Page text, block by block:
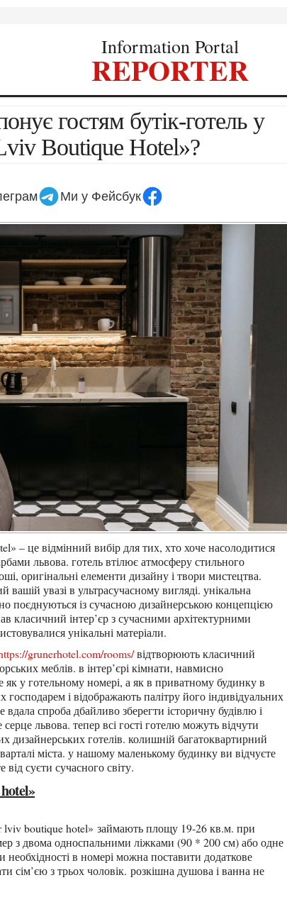
Information Portal
REPORTER
Boutique Hotel»?
Ми у Фейсбук
львова. готель втілює атмосферу стильного
оригінальні елементи дизайну і твори мистецтва.
вашій увазі в ультрасучасному вигляді. унікальна
поєднуються із сучасною дизайнерською концепцією
класичний інтер’єр з сучасними архітектурними
унікальні матеріали.
grunerhotel.com/rooms/відтворюють класичний
меблів. в інтер’єрі кімнати, навмисно
як у готельному номері, а як в приватному будинку в
господарем і відображають палітру його індивідуальних
спроба дбайливо зберегти історичну будівлю і
львова. тепер всі гості готелю можуть відчути
дизайнерських готелів. колишній багатоквартирний
міста. у нашому маленькому будинку ви відчуєте
суєти сучасного світу.
з двома односпальними ліжками (90 * 200 см) або одне
в номері можна поставити додаткове
сім’єю з трьох чоловік. розкішна душова і ванна не